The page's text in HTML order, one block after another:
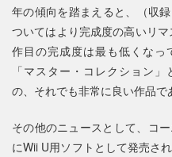
年の傾向を踏まえると、（収
ついてはより完成度の高いリ
作目の完成度は最も低くなっ
「マスター・コレクション
の、それでも非常に良い作品で
その他のニュースとして、コ
にWii U用ソフトとして発売さ